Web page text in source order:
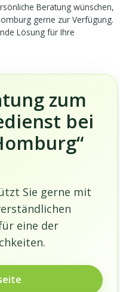
Beratung wünschen,
gerne zur Verfügung.
Lösung für Ihre
zum
bei
Sie gerne mit
eine der